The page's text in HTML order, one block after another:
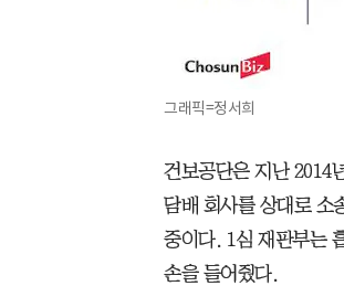
그래픽=정서희
건보공단은 지난 2014
담배 회사를 상대로 소
중이다. 1심 재판부는
손을 들어줬다.